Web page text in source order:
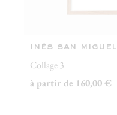
inés san miguel
Collage 3
à partir de 160,00 €